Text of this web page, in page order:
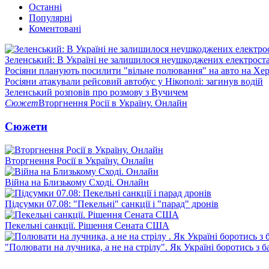
Останні
Популярні
Коментовані
Зеленський: В Україні не залишилося неушкоджених
Росіяни планують посилити "вільне полювання" на авто на
Росіяни атакували рейсовий автобус у Нікополі: загинув водій
Зеленський розповів про розмову з Вучичем
СюжетВторгнення Росії в Україну. Онлайн
Сюжети
Вторгнення Росії в Україну. Онлайн
Війна на Близькому Сході. Онлайн
Підсумки 07.08: "Пекельні" санкції і "парад" дронів
Пекельні санкції. Рішення Сената США
"Полювати на лучника, а не на стрілу". Як Україні боротись з